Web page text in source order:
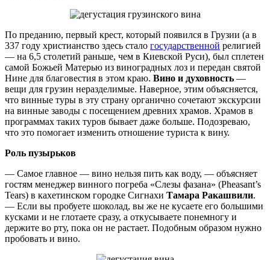
По преданию, первый крест, который появился в Грузии (а в
337 году христианство здесь стало государственной религией
— на 6,5 столетий раньше, чем в Киевской Руси), был сплетен
самой Божьей Матерью из виноградных лоз и передан святой
Нине для благовестия в этом краю. Вино и духовность —
вещи для грузин неразделимые. Наверное, этим объясняется,
что винные туры в эту страну органично сочетают экскурсии
на винные заводы с посещением древних храмов. Храмов в
программах таких туров бывает даже больше. Подозреваю,
что это помогает изменить отношение туриста к вину.
Роль пузырьков
— Самое главное — вино нельзя пить как воду, — объясняет
гостям менеджер винного погреба «Слезы фазана» (Pheasant’s
Tears) в кахетинском городке Сигнахи Тамара Ракашвили.
— Если вы пробуете шоколад, вы же не кусаете его большими
кусками и не глотаете сразу, а откусываете понемногу и
держите во рту, пока он не растает. Подобным образом нужно
пробовать и вино.